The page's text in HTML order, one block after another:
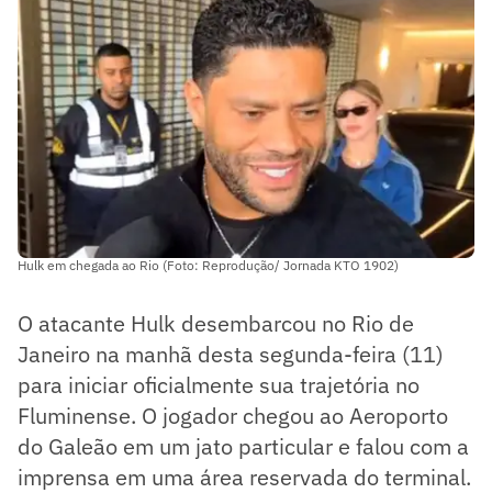
Hulk em chegada ao Rio (Foto: Reprodução/ Jornada KTO 1902)
O atacante Hulk desembarcou no Rio de
Janeiro na manhã desta segunda-feira (11)
para iniciar oficialmente sua trajetória no
Fluminense. O jogador chegou ao Aeroporto
do Galeão em um jato particular e falou com a
imprensa em uma área reservada do terminal.